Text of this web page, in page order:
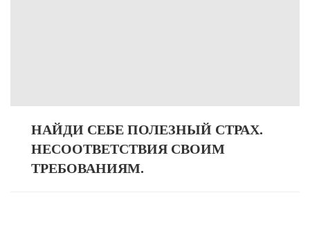
НАЙДИ СЕБЕ ПОЛЕЗНЫЙ СТРАХ.
НЕСООТВЕТСТВИЯ СВОИМ
ТРЕБОВАНИЯМ.